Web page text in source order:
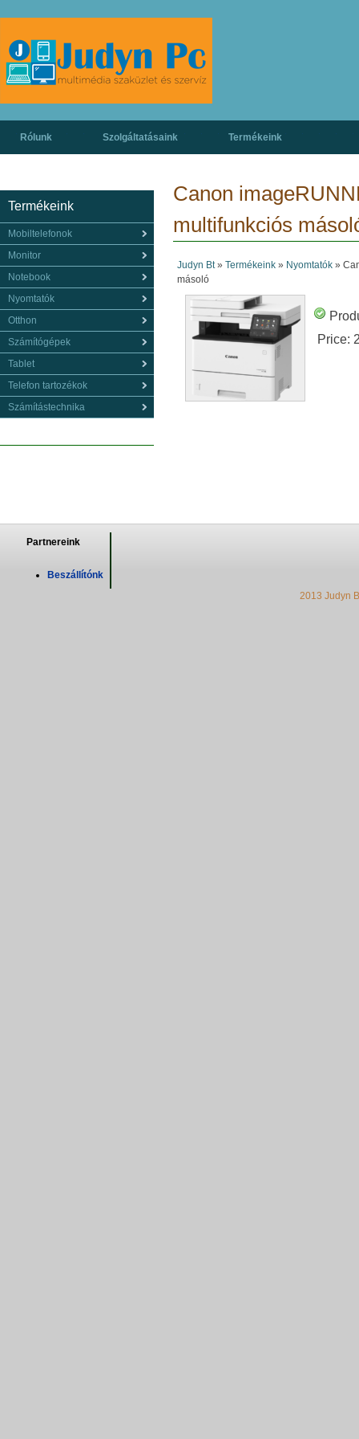
Rólunk Szolgáltatásaink Termékeink
Canon
multifunkciós
Judyn Bt» Termékeink» Nyomtatók»
másoló
Price:
Termékeink
Mobiltelefonok
Monitor
Notebook
Nyomtatók
Otthon
Számítógépek
Tablet
Telefon tartozékok
Számítástechnika
Partnereink
Beszállítónk
2013 Judyn